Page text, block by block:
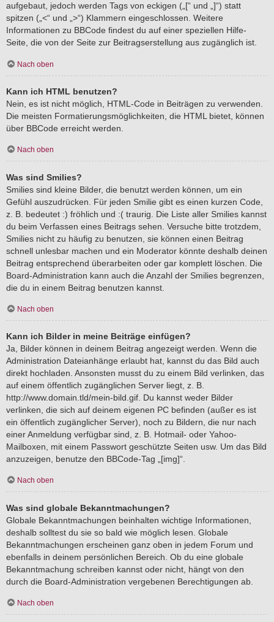
aufgebaut, jedoch werden Tags von eckigen („[“ und „]“) statt
spitzen („<“ und „>“) Klammern eingeschlossen. Weitere
Informationen zu BBCode findest du auf einer speziellen Hilfe-
Seite, die von der Seite zur Beitragserstellung aus zugänglich ist.
Nach oben
Kann ich HTML benutzen?
Nein, es ist nicht möglich, HTML-Code in Beiträgen zu verwenden.
Die meisten Formatierungsmöglichkeiten, die HTML bietet, können
über BBCode erreicht werden.
Nach oben
Was sind Smilies?
Smilies sind kleine Bilder, die benutzt werden können, um ein
Gefühl auszudrücken. Für jeden Smilie gibt es einen kurzen Code,
z. B. bedeutet :) fröhlich und :( traurig. Die Liste aller Smilies kannst
du beim Verfassen eines Beitrags sehen. Versuche bitte trotzdem,
Smilies nicht zu häufig zu benutzen, sie können einen Beitrag
schnell unlesbar machen und ein Moderator könnte deshalb deinen
Beitrag entsprechend überarbeiten oder gar komplett löschen. Die
Board-Administration kann auch die Anzahl der Smilies begrenzen,
die du in einem Beitrag benutzen kannst.
Nach oben
Kann ich Bilder in meine Beiträge einfügen?
Ja, Bilder können in deinem Beitrag angezeigt werden. Wenn die
Administration Dateianhänge erlaubt hat, kannst du das Bild auch
direkt hochladen. Ansonsten musst du zu einem Bild verlinken, das
auf einem öffentlich zugänglichen Server liegt, z. B.
http://www.domain.tld/mein-bild.gif. Du kannst weder Bilder
verlinken, die sich auf deinem eigenen PC befinden (außer es ist
ein öffentlich zugänglicher Server), noch zu Bildern, die nur nach
einer Anmeldung verfügbar sind, z. B. Hotmail- oder Yahoo-
Mailboxen, mit einem Passwort geschützte Seiten usw. Um das Bild
anzuzeigen, benutze den BBCode-Tag „[img]“.
Nach oben
Was sind globale Bekanntmachungen?
Globale Bekanntmachungen beinhalten wichtige Informationen,
deshalb solltest du sie so bald wie möglich lesen. Globale
Bekanntmachungen erscheinen ganz oben in jedem Forum und
ebenfalls in deinem persönlichen Bereich. Ob du eine globale
Bekanntmachung schreiben kannst oder nicht, hängt von den
durch die Board-Administration vergebenen Berechtigungen ab.
Nach oben